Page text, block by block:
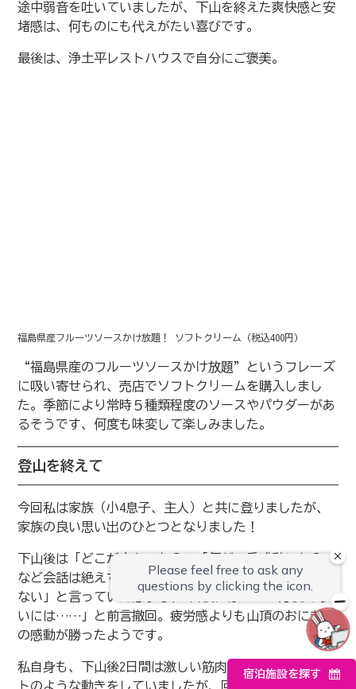
宿泊施設を探す
途中弱音を吐いていましたが、下山を終えた爽快感と安
堵感は、何ものにも代えがたい喜びです。
最後は、浄土平レストハウスで自分にご褒美。
福島県産フルーツソースかけ放題！ ソフトクリーム（税込400円）
“福島県産のフルーツソースかけ放題”というフレーズ
に吸い寄せられ、売店でソフトクリームを購入しまし
た。季節により常時５種類程度のソースやパウダーがあ
るそうです、何度も味変して楽しみました。
登山を終えて
今回私は家族（小4息子、主人）と共に登りましたが、
家族の良い思い出のひとつとなりました！
下山後は「どこが辛かった？」「何が一番感動した？」
など会話は絶えず。直後は疲れて「もう2年は登りたく
ない」と言っていた息子も、2日後には「10か月後くら
いには……」と前言撤回。疲労感よりも山頂のおにぎり
の感動が勝ったようです。
私自身も、下山後2日間は激しい筋肉痛に襲われロボッ
トのような動きをしていましたが、回復した今は、達成